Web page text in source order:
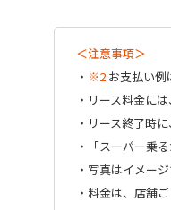
＜注意事項＞
・ ※2 お支払い例
・リース料金に
・リース終了時
・「スーパー乗
・写真はイメー
・料金は、店舗